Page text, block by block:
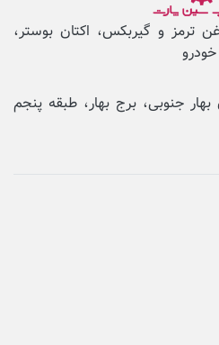
ترمز و گیربکس، اکتان بوستر،
بهار جنوبی، برج بهار، طبقه پنجم